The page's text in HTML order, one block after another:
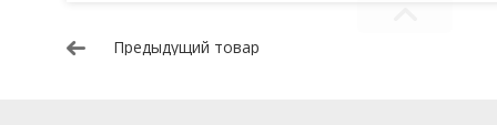
Предыдущий товар